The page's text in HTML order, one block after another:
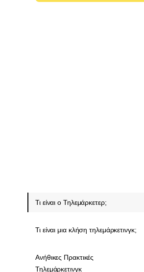
Τι είναι ο Τηλεμάρκετερ;
Τι είναι μια κλήση τηλεμάρκετινγκ;
Ανήθικες Πρακτικές
Τηλεμάρκετινγκ